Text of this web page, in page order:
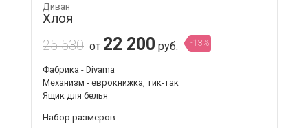
Диван
Хлоя
25 530 от 22 200 руб. -13%
Фабрика - Divama
Механизм - еврокнижка, тик-так
Ящик для белья
Набор размеров